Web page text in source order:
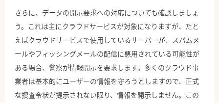
さらに、データの開示要求への対応についても確認しましょ
う。これは主にクラウドサービスが対象になりますが、たと
えばクラウドサービスで使用しているサーバーが、スパムメ
ールやフィッシングメールの配信に悪用されている可能性が
ある場合、警察が情報開示を要求します。多くのクラウド事
業者は基本的にユーザーの情報を守ろうとしますので、正式
な捜査令状が提示されない限り、情報を開示しません。この